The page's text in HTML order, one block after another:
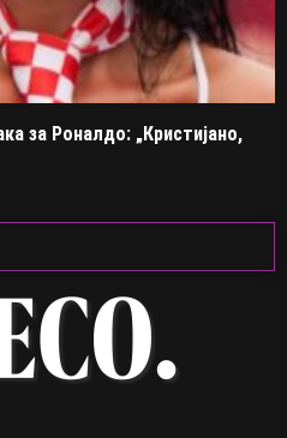
за Роналдо: „Кристијано,